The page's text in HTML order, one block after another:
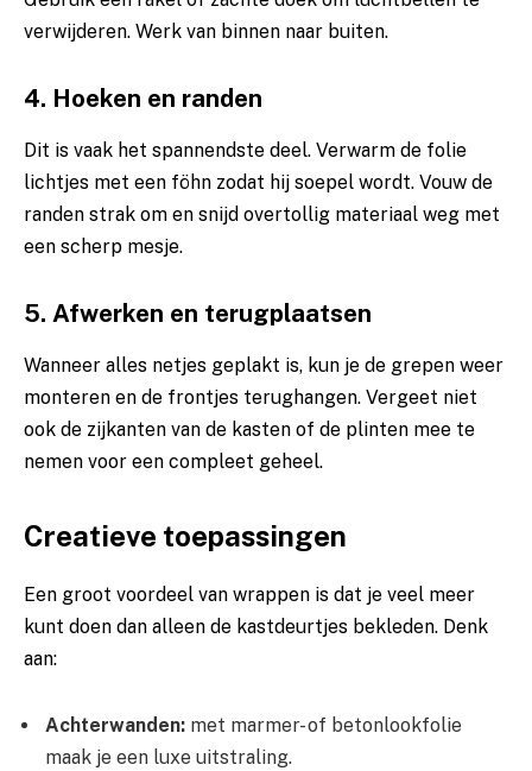
verwijderen. Werk van binnen naar buiten.
4. Hoeken en randen
Dit is vaak het spannendste deel. Verwarm de folie
lichtjes met een föhn zodat hij soepel wordt. Vouw de
randen strak om en snijd overtollig materiaal weg met
een scherp mesje.
5. Afwerken en terugplaatsen
Wanneer alles netjes geplakt is, kun je de grepen weer
monteren en de frontjes terughangen. Vergeet niet
ook de zijkanten van de kasten of de plinten mee te
nemen voor een compleet geheel.
Creatieve toepassingen
Een groot voordeel van wrappen is dat je veel meer
kunt doen dan alleen de kastdeurtjes bekleden. Denk
aan:
Achterwanden: met marmer- of betonlookfolie
maak je een luxe uitstraling.